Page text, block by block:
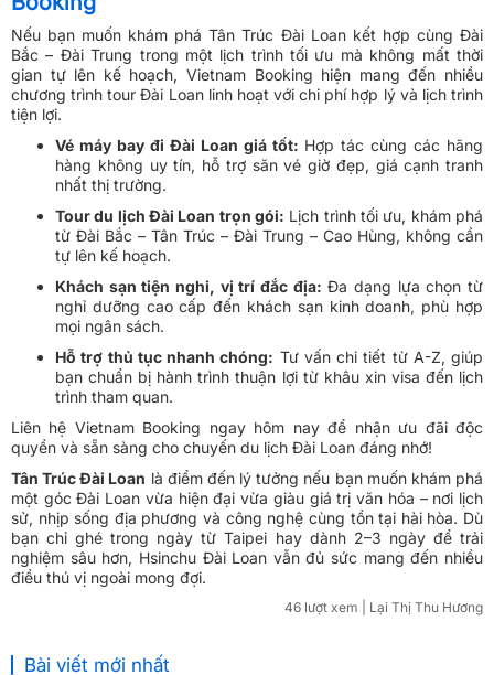
Ưu đãi tour Đài Loan hấp dẫn tại Vietnam
Booking
Nếu bạn muốn khám phá Tân Trúc Đài Loan kết hợp cùng Đài
Bắc – Đài Trung trong một lịch trình tối ưu mà không mất thời
gian tự lên kế hoạch, Vietnam Booking hiện mang đến nhiều
tiện lợi.
Vé máy bay đi Đài Loan giá tốt:
nhất thị trường.
Tour du lịch Đài Loan trọn gói:
tự lên kế hoạch.
Khách sạn tiện nghi, vị trí đắc địa:
mọi ngân sách.
Hỗ trợ thủ tục nhanh chóng:
trình tham quan.
quyền và sẵn sàng cho chuyến du lịch Đài Loan đáng nhớ!
Tân Trúc Đài Loanlà điểm đến lý tưởng nếu bạn muốn khám phá
một góc Đài Loan vừa hiện đại vừa giàu giá trị văn hóa – nơi lịch
sử, nhịp sống địa phương và công nghệ cùng tồn tại hài hòa. Dù
bạn chỉ ghé trong ngày từ Taipei hay dành 2–3 ngày để trải
nghiệm sâu hơn, Hsinchu Đài Loan vẫn đủ sức mang đến nhiều